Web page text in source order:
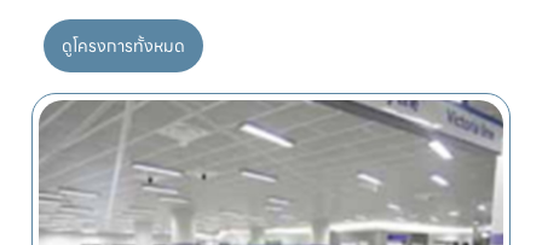
ดูโครงการทั้งหมด